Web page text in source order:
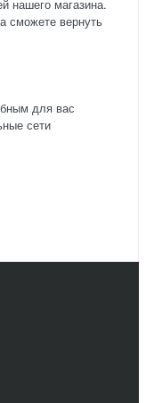
нашего магазина.
сможете вернуть
для вас
сети